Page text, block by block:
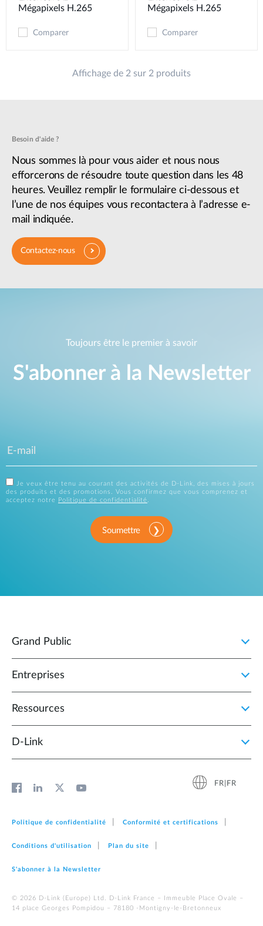
Mégapixels H.265
Comparer
Mégapixels H.265
Comparer
Affichage de 2 sur 2 produits
Besoin d'aide ?
Nous sommes là pour vous aider et nous nous
efforcerons de résoudre toute question dans les 48
heures. Veuillez remplir le formulaire ci-dessous et
l’une de nos équipes vous recontactera à l’adresse e-
mail indiquée.
Contactez-nous
Toujours être le premier à savoir
S'abonner à la Newsletter
Je veux être tenu au courant des activités de D-Link, des mises à jours
des produits et des promotions. Vous confirmez que vous comprenez et
acceptez notre
Politique de confidentialité
Soumettre
Grand Public
Entreprises
Ressources
D‑Link
FR|FR
Politique de confidentialité Conformité et certifications
Conditions d'utilisation Plan du site
S'abonner à la Newsletter
© 2026 D‑Link (Europe) Ltd. D-Link France – Immeuble Place Ovale –
14 place Georges Pompidou – 78180 -Montigny-le-Bretonneux